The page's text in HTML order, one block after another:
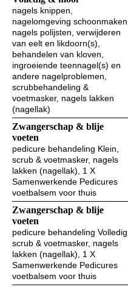
nagels knippen,
nagelomgeving schoonmaken,
nagels polijsten, verwijderen
van eelt en likdoorn(s),
behandelen van kloven,
ingroeiende teennagel(s) en
andere nagelproblemen,
scrubbehandeling &
voetmasker, nagels lakken
(nagellak)
Zwangerschap & blije
voeten
pedicure behandeling Klein,
scrub & voetmasker, nagels
lakken (nagellak), 1 X
Samenwerkende Pedicures
voetbalsem voor thuis
Zwangerschap & blije
voeten
pedicure behandeling Volledig,
scrub & voetmasker, nagels
lakken (nagellak), 1 X
Samenwerkende Pedicures
voetbalsem voor thuis